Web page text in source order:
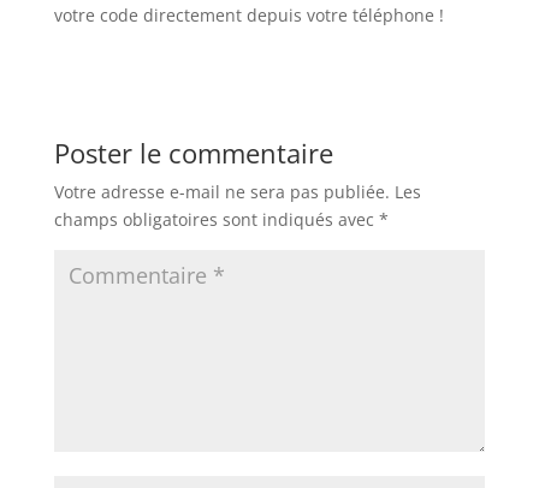
votre code directement depuis votre téléphone !
Poster le commentaire
Votre adresse e-mail ne sera pas publiée. Les
champs obligatoires sont indiqués avec *